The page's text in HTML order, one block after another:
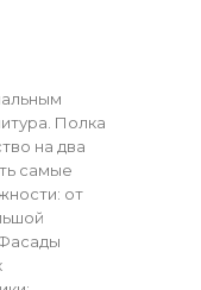
Полка
на два
самые
от